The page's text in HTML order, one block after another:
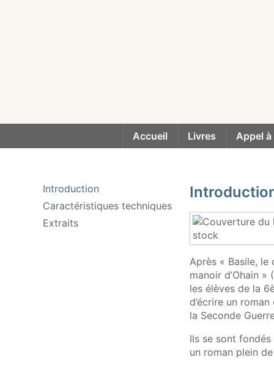
Accueil Livres Appel
Introduction
Caractéristiques techniques
Extraits
Après « Basile,
manoir d’Ohain
les élèves de la
d’écrire un
la Seconde
Ils se sont
un roman plein